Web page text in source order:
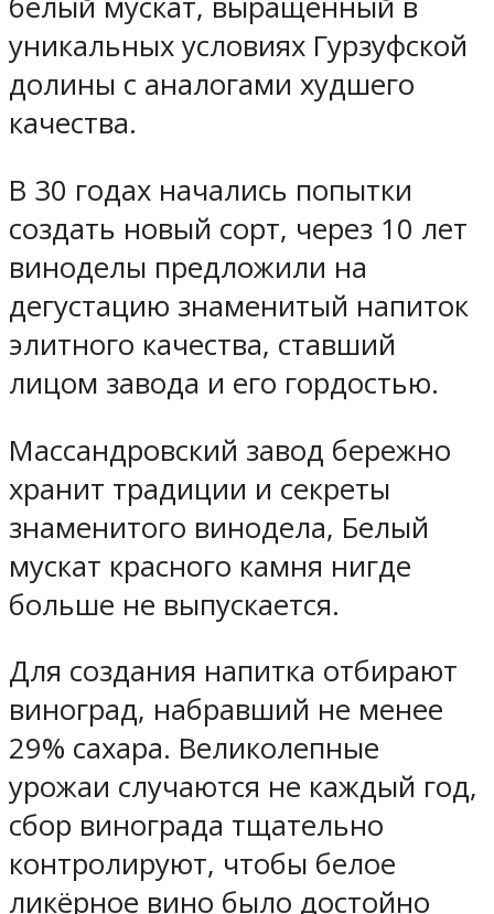
уникальных условиях Гурзуфской
долины с аналогами худшего
качества.
В 30 годах начались попытки
создать новый сорт, через 10 лет
виноделы предложили на
дегустацию знаменитый напиток
элитного качества, ставший
лицом завода и его гордостью.
Массандровский завод бережно
хранит традиции и секреты
знаменитого винодела, Белый
мускат красного камня нигде
больше не выпускается.
Для создания напитка отбирают
виноград, набравший не менее
29% сахара. Великолепные
урожаи случаются не каждый год,
сбор винограда тщательно
контролируют, чтобы белое
ликёрное вино было достойно